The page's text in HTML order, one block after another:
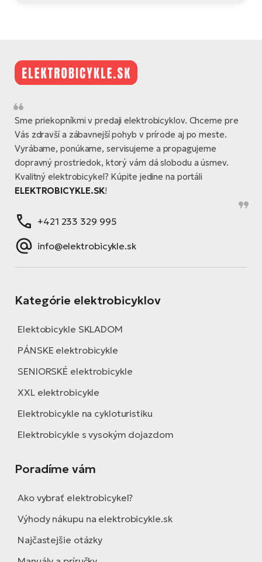
Sme priekopníkmi v predaji elektrobicyklov. Chceme pre
Vás zdravší a zábavnejší pohyb v prírode aj po meste.
Vyrábame, ponúkame, servisujeme a propagujeme
dopravný prostriedok, ktorý vám dá slobodu a úsmev.
Kvalitný elektrobicykel? Kúpite jedine na portáli
ELEKTROBICYKLE.SK!
+421 233 329 995
info@elektrobicykle.sk
Kategórie elektrobicyklov
Elektobicykle SKLADOM
PÁNSKE elektrobicykle
SENIORSKÉ elektrobicykle
XXL elektrobicykle
Elektrobicykle na cykloturistiku
Elektrobicykle s vysokým dojazdom
Poradíme vám
Ako vybrať elektrobicykel?
Výhody nákupu na elektrobicykle.sk
Najčastejšie otázky